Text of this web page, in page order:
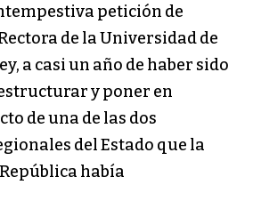
petición de
de la Universidad de
a casi un año de haber sido
y poner en
de una de las dos
del Estado que la
había